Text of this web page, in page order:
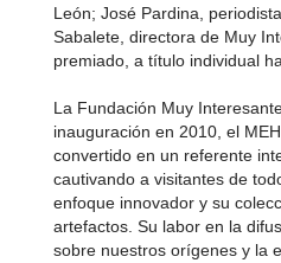
León; José Pardina,
Sabalete, directora de Muy
premiado, a título individual
La Fundación Muy
inauguración en 2010, el
convertido en un referente
cautivando a visitantes de
enfoque innovador y su
artefactos. Su labor en la
sobre nuestros orígenes y la